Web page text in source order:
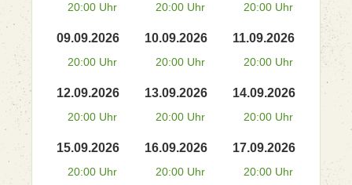
20:00 Uhr 20:00 Uhr 20:00 Uhr
09.09.2026
20:00 Uhr
10.09.2026
20:00 Uhr
11.09.2026
20:00 Uhr
12.09.2026
20:00 Uhr
13.09.2026
20:00 Uhr
14.09.2026
20:00 Uhr
15.09.2026
20:00 Uhr
16.09.2026
20:00 Uhr
17.09.2026
20:00 Uhr